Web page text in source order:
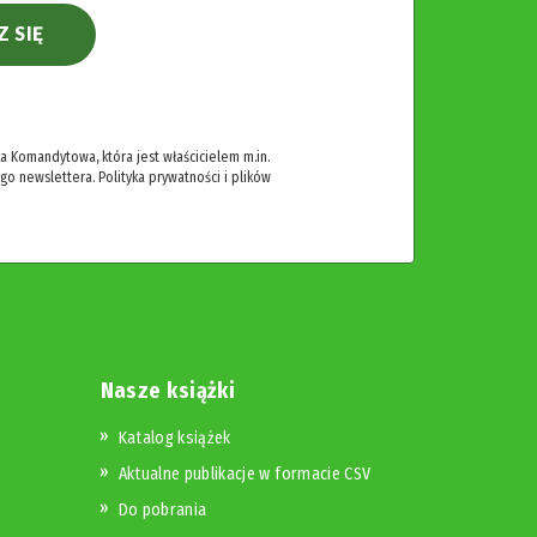
SIĘ
która jest właścicielem m.in.
newslettera. Polityka prywatności i plików
Nasze książki
Katalog książek
Aktualne publikacje w formacie CSV
Do pobrania